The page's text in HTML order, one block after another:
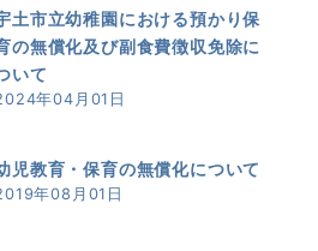
土市立幼稚園における預かり保
の無償化及び副食費徴収免除に
いて
年04月01日
児教育・保育の無償化について
年08月01日